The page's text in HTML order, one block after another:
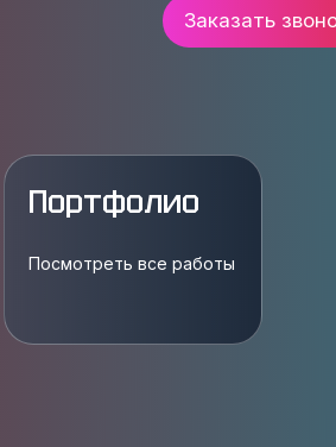
Заказать
Портфолио
Посмотреть все работы